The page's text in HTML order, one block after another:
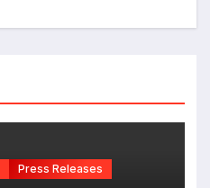
Press Releases